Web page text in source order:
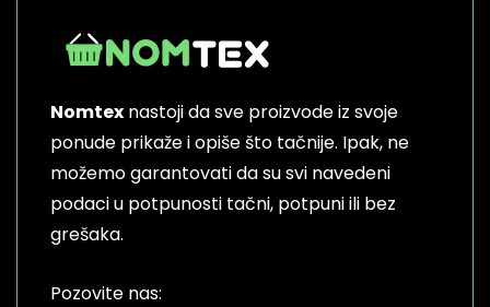
Nomtex nastoji da sve proizvode iz svoje
ponude prikaže i opiše što tačnije. Ipak, ne
možemo garantovati da su svi navedeni
podaci u potpunosti tačni, potpuni ili bez
grešaka.
Pozovite nas: